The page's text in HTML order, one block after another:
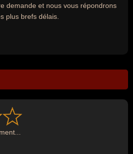
demande et nous vous répondrons
plus brefs délais.